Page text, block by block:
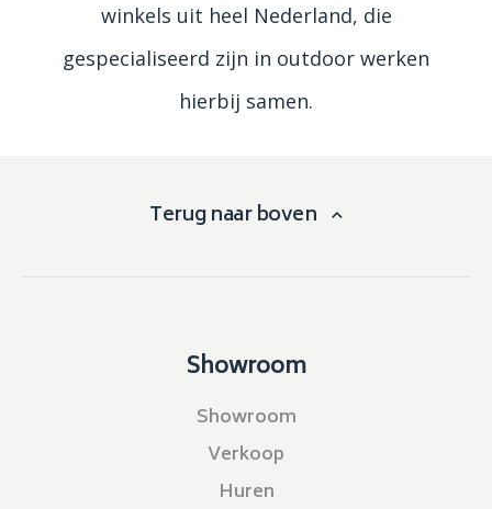
winkels uit heel Nederland, die
gespecialiseerd zijn in outdoor werken
hierbij samen.
Terug naar boven
Showroom
Showroom
Verkoop
Huren